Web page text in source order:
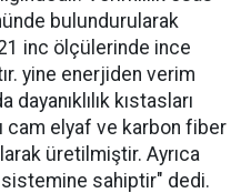
bulundurularak
inc ölçülerinde ince
yine enerjiden verim
kıstasları
cam elyaf ve karbon fiber
üretilmiştir. Ayrıca
sahiptir" dedi.